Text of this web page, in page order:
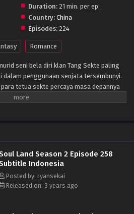
Duration: 21 min. per ep.
Country: China
Episodes: 224
Romance
seni bela diri klan Tang Sekte paling
penggunaan senjata tersembunyi.
tetua sekte percaya masa depannya
untuk meninggalkan kehidupan ini
alasan untuk terus hidup dan melompat
yang dia tahu bahwa itu bukanlah akhir
Douluo, yang kuat menang dan yang
jiwa bawaan, beberapa di antaranya
memberikan penggunanya berbagai
roh seperti itu bisa menjadi Guru
sebagai salah satu yang paling
ke dunia aneh ini, hanya
Land Season 2 Episode 258
Indonesia
Posted by: ryansekai
Released on: 3 years ago